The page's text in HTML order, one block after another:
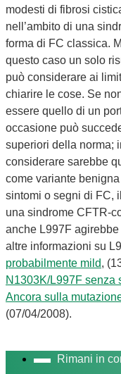
modesti di fibrosi
nell’ambito di una
forma di FC classica.
questo caso un solo
può considerare ai
chiarire le cose. Se
essere quello di un
occasione può
superiori della norma;
considerare sarebbe
come variante
sintomi o segni di FC,
una sindrome CFTR-
anche L997F
altre informazioni su
probabilmente mild,
N1303K/L997F senza
Ancora sulla
(07/04/2008).
Rimani in